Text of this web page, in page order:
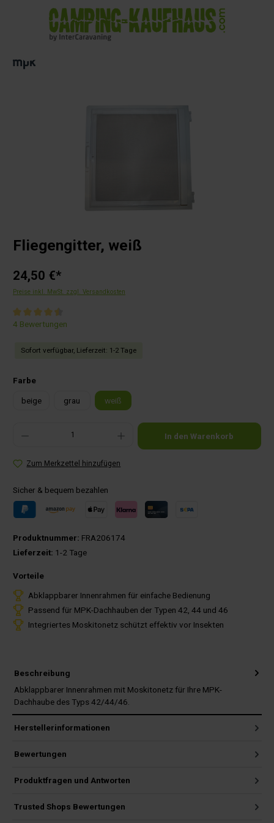
springen
Fliegengitter, weiß
24,50 €*
Preise inkl. MwSt. zzgl. Versandkosten
Durchschnittliche Bewertung von 4.5 von 5 Sternen
4 Bewertungen
Sofort verfügbar, Lieferzeit: 1-2 Tage
Farbeauswählen
beige grau weiß
Produkt Anzahl: Gib den gewünschten Wert ein oder benutze die Schaltflächen um die
In den Warenkorb
Zum Merkzettel hinzufügen
Sicher & bequem bezahlen
Produktnummer: FRA206174
Lieferzeit: 1-2 Tage
Vorteile
Abklappbarer Innenrahmen für einfache Bedienung
Passend für MPK-Dachhauben der Typen 42, 44 und 46
Integriertes Moskitonetz schützt effektiv vor Insekten
Beschreibung
Abklappbarer Innenrahmen mit Moskitonetz für Ihre MPK-
Dachhaube des Typs 42/44/46.
Herstellerinformationen
Bewertungen
Produktfragen und Antworten
Trusted Shops Bewertungen